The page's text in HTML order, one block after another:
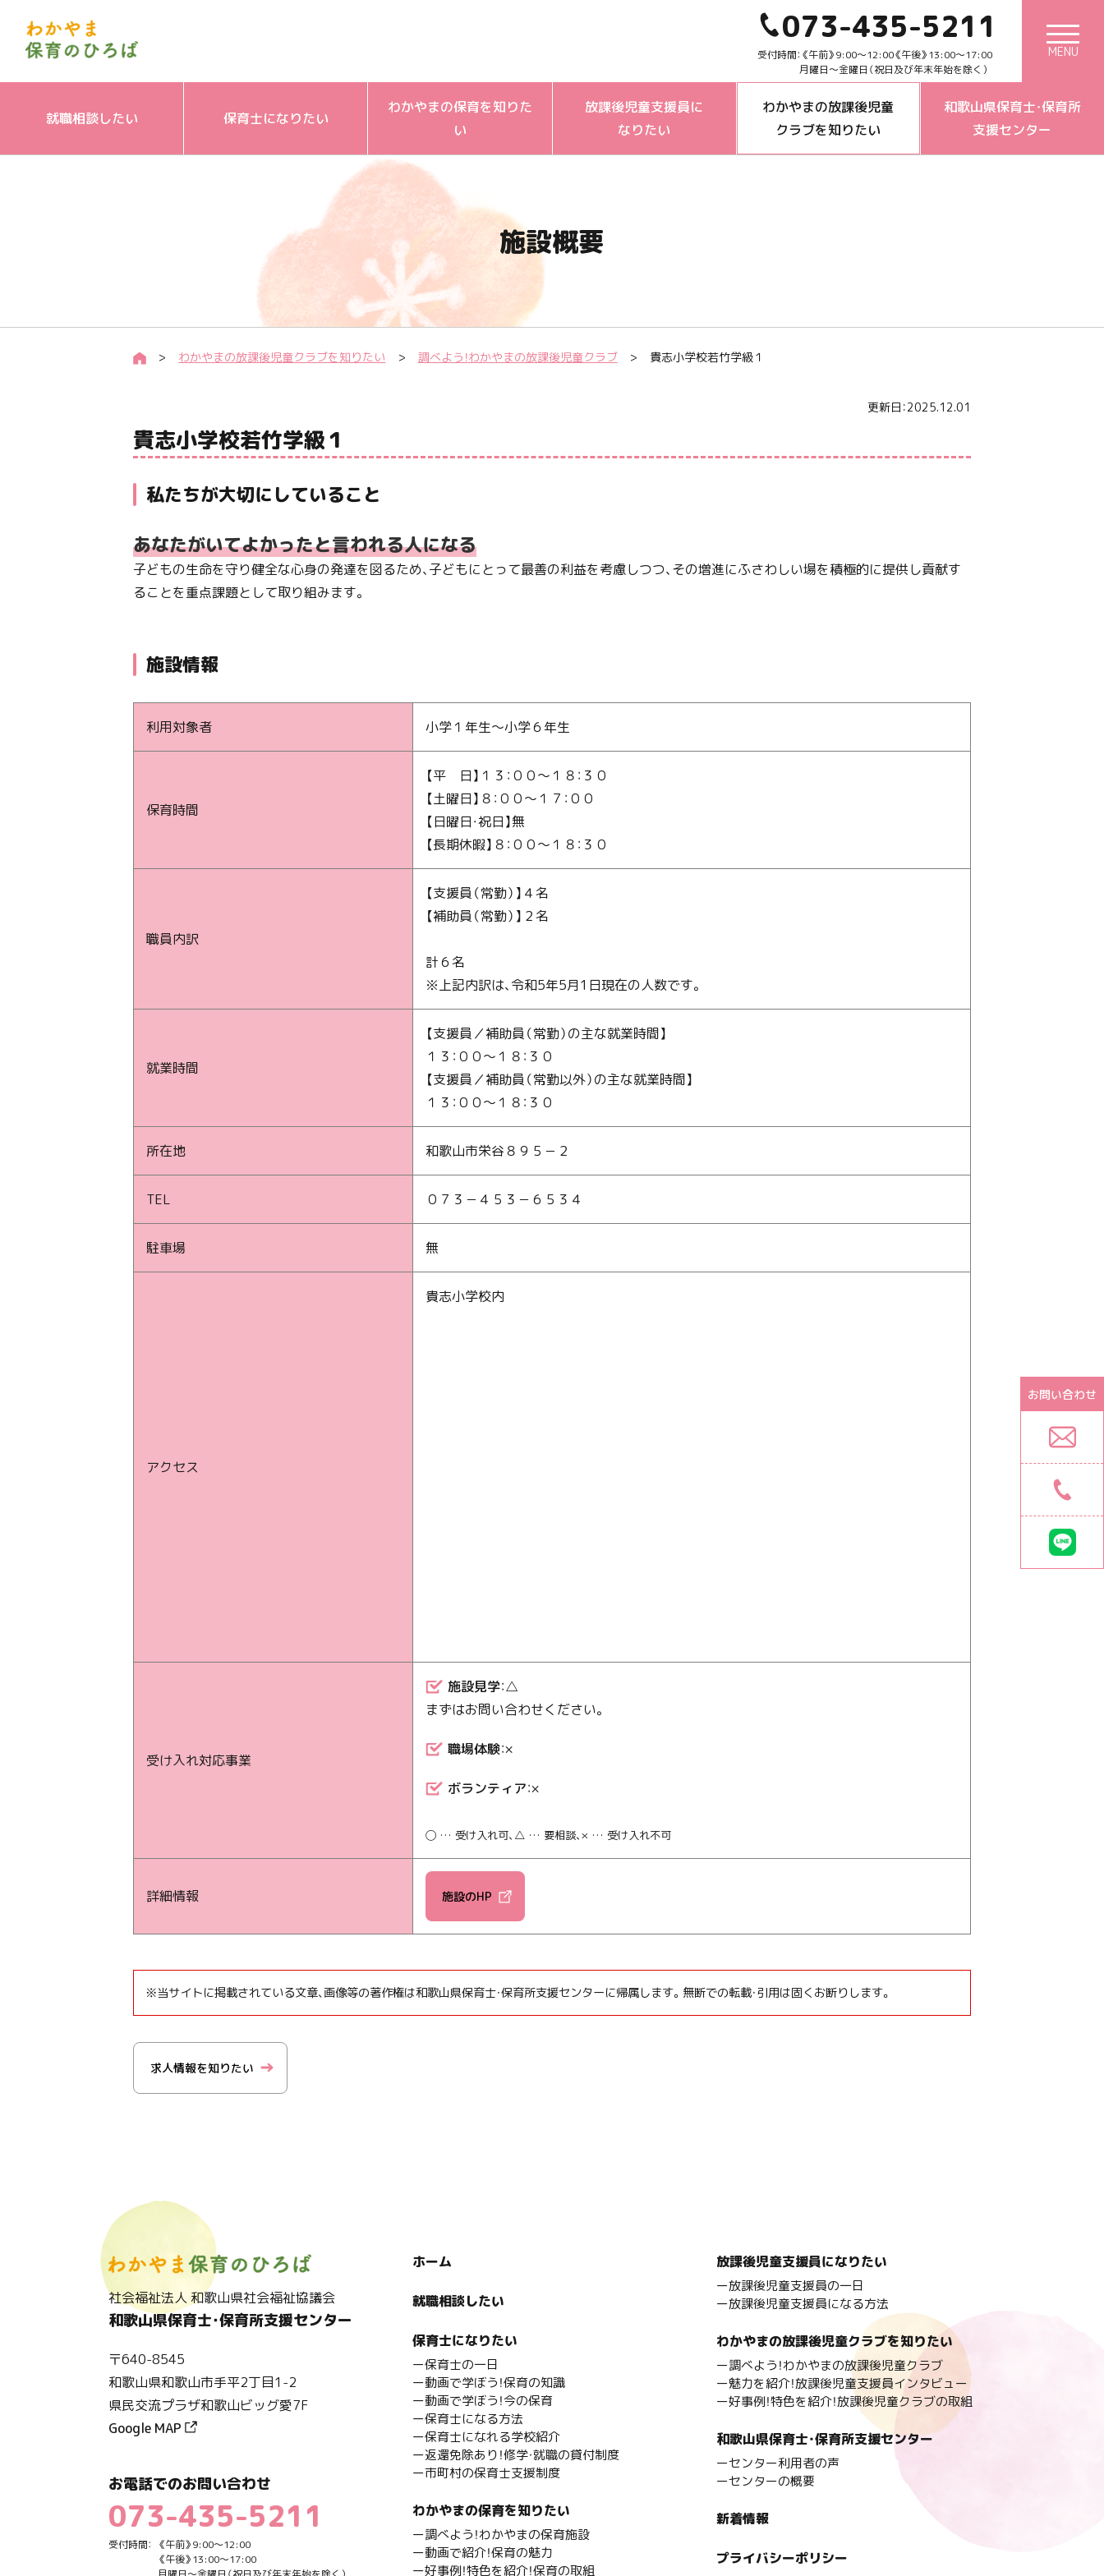
073-435-5211
受付時間：《午前》9:00～12:00《午後》13:00～17:00
月曜日～金曜日（祝日及び年末年始を除く）
MENU
就職相談したい 保育士になりたい
わかやまの保育を知りた
い
放課後児童支援員に
なりたい
わかやまの放課後児童
クラブを知りたい
和歌山県保育士・保育所
支援センター
施設概要
わかやまの放課後児童クラブを知りたい 調べよう！わかやまの放課後児童クラブ 貴志小学校若竹学級１
更新日：2025.12.01
貴志小学校若竹学級１
私たちが大切にしていること
あなたがいてよかったと言われる人になる
子どもの生命を守り健全な心身の発達を図るため、子どもにとって最善の利益を考慮しつつ、その増進にふさわしい場を積極的に提供し貢献す
ることを重点課題として取り組みます。
施設情報
利用対象者 小学１年生～小学６年生
保育時間
【平 日】 １３：００～１８：３０
【土曜日】 ８：００～１７：００
【日曜日・祝日】無
【長期休暇】 ８：００～１８：３０
職員内訳
【支援員（常勤）】 ４名
【補助員（常勤）】 ２名
計６名
※上記内訳は、令和5年5月1日現在の人数です。
就業時間
【支援員／補助員（常勤）の主な就業時間】
１３：００～１８：３０
【支援員／補助員（常勤以外）の主な就業時間】
１３：００～１８：３０
所在地 和歌山市栄谷８９５－２
TEL ０７３－４５３－６５３４
駐車場 無
アクセス
貴志小学校内
受け入れ対応事業
施設見学：△
まずはお問い合わせください。
職場体験：×
ボランティア：×
◯ … 受け入れ可、△ … 要相談、× … 受け入れ不可
詳細情報 施設のHP
※当サイトに掲載されている文章、画像等の著作権は和歌山県保育士・保育所支援センターに帰属します。無断での転載・引用は固くお断りします。
求人情報を知りたい
社会福祉法人 和歌山県社会福祉協議会
和歌山県保育士・保育所支援センター
〒640-8545
和歌山県和歌山市手平2丁目1-2
県民交流プラザ和歌山ビッグ愛7F
Google MAP
お電話でのお問い合わせ
073-435-5211
受付時間：
《午前》9:00～12:00
《午後》13:00～17:00
ホーム
就職相談したい
保育士になりたい
ー保育士の一日
ー動画で学ぼう！保育の知識
ー動画で学ぼう！今の保育
ー保育士になる方法
ー保育士になれる学校紹介
ー返還免除あり！修学・就職の貸付制度
ー市町村の保育士支援制度
わかやまの保育を知りたい
ー調べよう！わかやまの保育施設
ー動画で紹介！保育の魅力
ー好事例！特色を紹介！保育の取組
放課後児童支援員になりたい
ー放課後児童支援員の一日
ー放課後児童支援員になる方法
わかやまの放課後児童クラブを知りたい
ー調べよう！わかやまの放課後児童クラブ
ー魅力を紹介！放課後児童支援員インタビュー
ー好事例！特色を紹介！放課後児童クラブの取組
和歌山県保育士・保育所支援センター
ーセンター利用者の声
ーセンターの概要
新着情報
プライバシーポリシー
お問い合わせ